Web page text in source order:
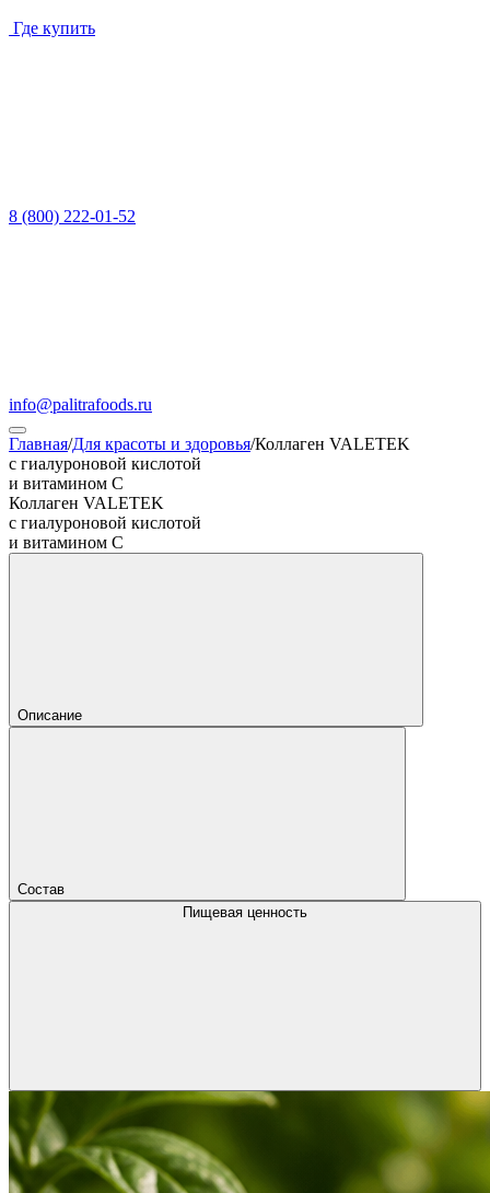
Где купить
8 (800) 222-01-52
info@palitrafoods.ru
Главная/Для красоты и здоровья/Коллаген VALETEK
с гиалуроновой кислотой
и витамином С
Коллаген VALETEK
с гиалуроновой кислотой
и витамином С
Описание
Состав
Пищевая ценность